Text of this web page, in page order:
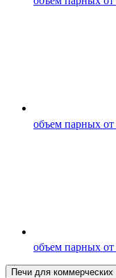
объем парных
объем парных
Печи для коммерческих